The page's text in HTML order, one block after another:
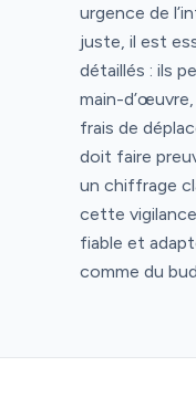
urgence de
juste, il est
détaillés : ils
main-
frais de
doit faire
un chiffrage
cette
fiable et
comme du